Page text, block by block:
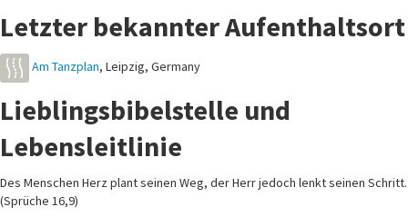
Letzter bekannter Aufenthaltsort
Am Tanzplan, Leipzig, Germany
Lieblingsbibelstelle und
Lebensleitlinie
Des Menschen Herz plant seinen Weg, der Herr jedoch lenkt seinen Schritt.
(Sprüche 16,9)